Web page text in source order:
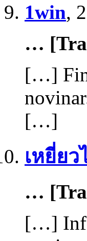
1win,
…
[…]
[…]
เหยี่ย
…
[…]